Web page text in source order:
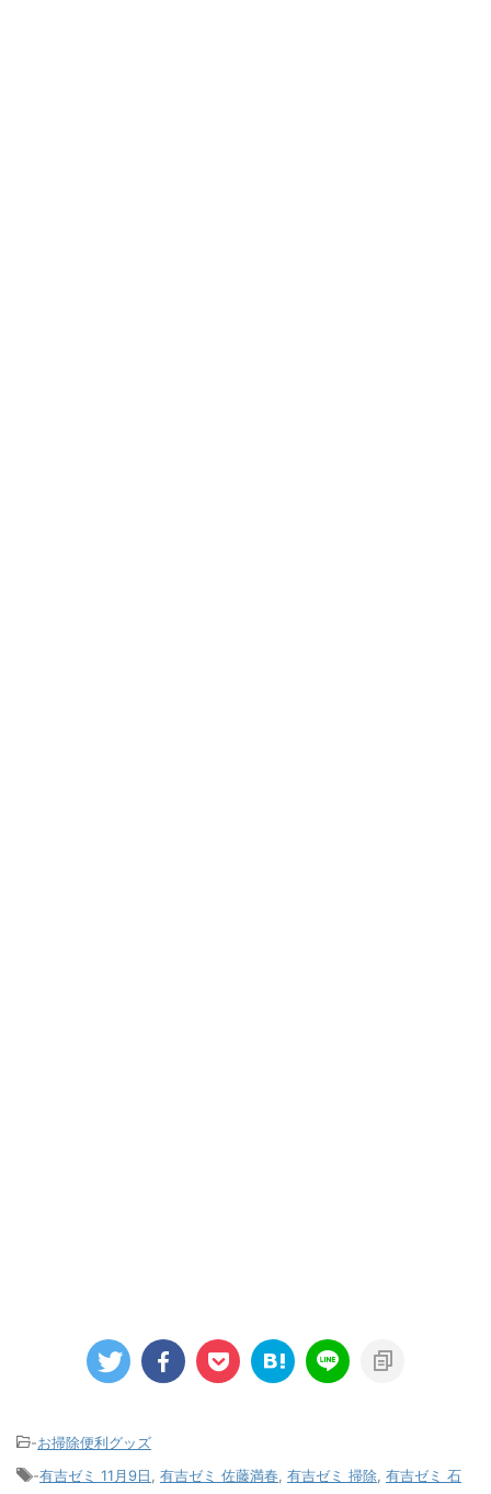
-お掃除便利グッズ
-有吉ゼミ 11月9日 有吉ゼミ 佐藤満春 有吉ゼミ 掃除 有吉ゼミ 石